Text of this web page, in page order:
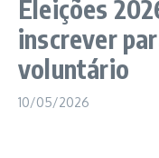
Eleições
inscrever
voluntário
10/05/2026